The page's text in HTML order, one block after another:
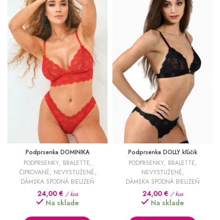
Podprsenka DOMINIKA
PODPRSENKY, BRALETTE,
ČIPKOVANÉ, NEVYSTUŽENÉ,
DÁMSKA SPODNÁ BIELIZEŇ
24,00 € / kus
Na sklade
Podprsenka DOLLY kľúčik
PODPRSENKY, BRALETTE,
NEVYSTUŽENÉ,
DÁMSKA SPODNÁ BIELIZEŇ
24,00 € / kus
Na sklade